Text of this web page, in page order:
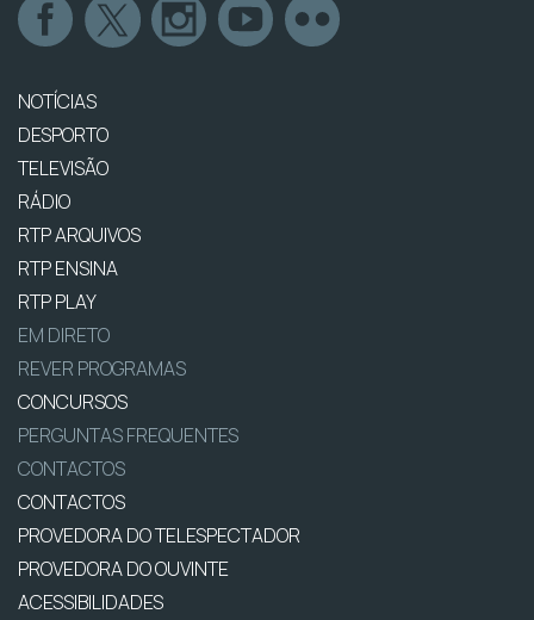
NOTÍCIAS
DESPORTO
TELEVISÃO
RÁDIO
RTP ARQUIVOS
RTP ENSINA
RTP PLAY
EM DIRETO
REVER PROGRAMAS
CONCURSOS
PERGUNTAS FREQUENTES
CONTACTOS
CONTACTOS
PROVEDORA DO TELESPECTADOR
PROVEDORA DO OUVINTE
ACESSIBILIDADES